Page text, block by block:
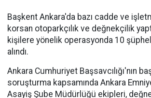
Başkent Ankara'da bazı cadde ve
korsan otoparkçılık ve değnekçilik
kişilere yönelik operasyonda 10
alındı.
Ankara Cumhuriyet Başsavcılığı'nın
soruşturma kapsamında Ankara
Asayiş Şube Müdürlüğü ekipleri,